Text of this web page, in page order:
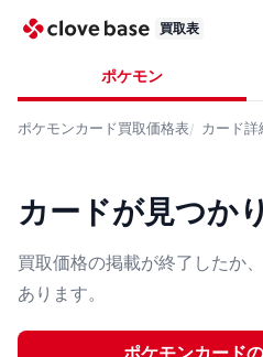
買取表
ポケモン
ポケモンカード買取価格表 カード詳
カードが見つか
買取価格の掲載が終了したか
あります。
ポケモンカード